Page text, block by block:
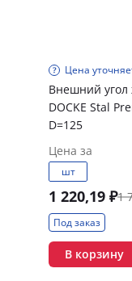
Цена
Внешний угол
DOCKE Stal
D=125
Цена за
шт
1 220,19 ₽1
Под заказ
В корзину